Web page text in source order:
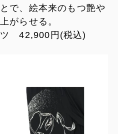
で、絵本来のもつ艶や
がらせる。
ツ 42,900円(税込)